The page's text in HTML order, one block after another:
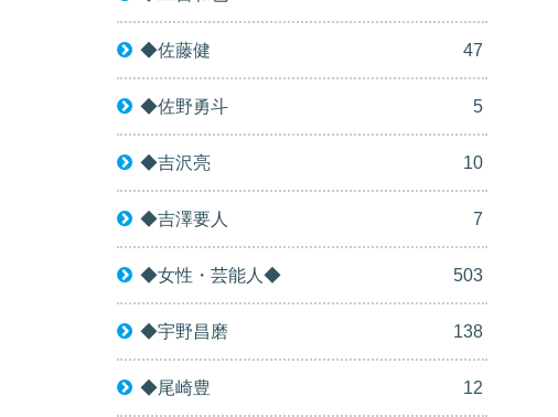
◆佐藤健 47
◆佐野勇斗 5
◆吉沢亮 10
◆吉澤要人 7
◆女性・芸能人◆ 503
◆宇野昌磨 138
◆尾崎豊 12